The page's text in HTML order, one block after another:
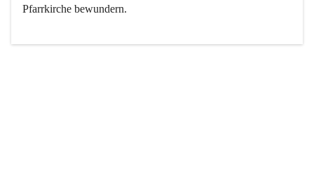
Pfarrkirche bewundern.
Der Weinbau dominert heute nicht mehr, ist aber integrativer